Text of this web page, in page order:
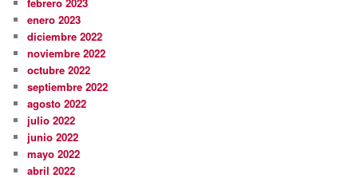
enero 2023
diciembre 2022
noviembre 2022
octubre 2022
septiembre 2022
agosto 2022
julio 2022
junio 2022
mayo 2022
abril 2022